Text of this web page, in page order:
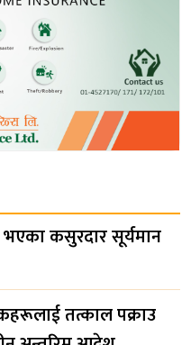
कसुरदार सूर्यमान
तत्काल पक्राउ